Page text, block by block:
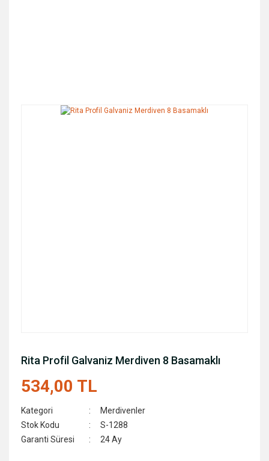
Rita Profil Galvaniz Merdiven 8 Basamaklı
534,00 TL
Kategori
Merdivenler
Stok Kodu
S-1288
Garanti Süresi
24 Ay